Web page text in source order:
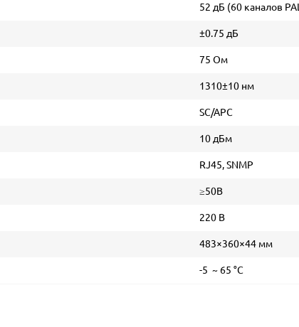
52 дБ (60 каналов
±0.75 дБ
75 Ом
1310±10 нм
SC/APC
10 дБм
RJ45, SNMP
≥50В
220 В
483×360×44 мм
-5 ~ 65 °С